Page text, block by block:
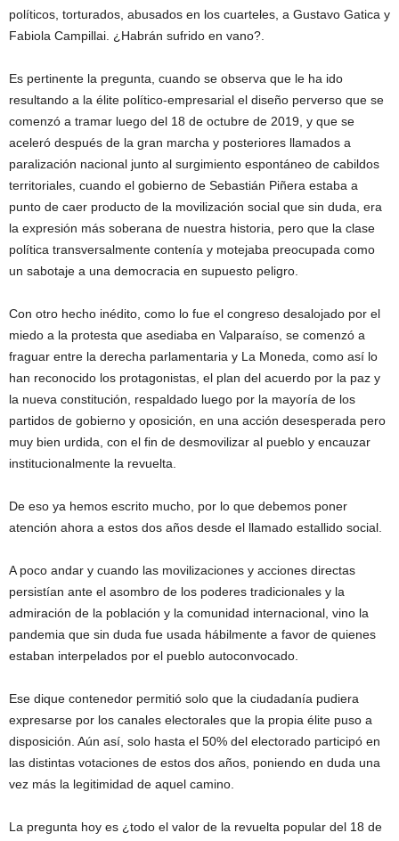
políticos, torturados, abusados en los cuarteles, a Gustavo Gatica y
Fabiola Campillai. ¿Habrán sufrido en vano?.
Es pertinente la pregunta, cuando se observa que le ha ido
resultando a la élite político-empresarial el diseño perverso que se
comenzó a tramar luego del 18 de octubre de 2019, y que se
aceleró después de la gran marcha y posteriores llamados a
paralización nacional junto al surgimiento espontáneo de cabildos
territoriales, cuando el gobierno de Sebastián Piñera estaba a
punto de caer producto de la movilización social que sin duda, era
la expresión más soberana de nuestra historia, pero que la clase
política transversalmente contenía y motejaba preocupada como
un sabotaje a una democracia en supuesto peligro.
Con otro hecho inédito, como lo fue el congreso desalojado por el
miedo a la protesta que asediaba en Valparaíso, se comenzó a
fraguar entre la derecha parlamentaria y La Moneda, como así lo
han reconocido los protagonistas, el plan del acuerdo por la paz y
la nueva constitución, respaldado luego por la mayoría de los
partidos de gobierno y oposición, en una acción desesperada pero
muy bien urdida, con el fin de desmovilizar al pueblo y encauzar
institucionalmente la revuelta.
De eso ya hemos escrito mucho, por lo que debemos poner
atención ahora a estos dos años desde el llamado estallido social.
A poco andar y cuando las movilizaciones y acciones directas
persistían ante el asombro de los poderes tradicionales y la
admiración de la población y la comunidad internacional, vino la
pandemia que sin duda fue usada hábilmente a favor de quienes
estaban interpelados por el pueblo autoconvocado.
Ese dique contenedor permitió solo que la ciudadanía pudiera
expresarse por los canales electorales que la propia élite puso a
disposición. Aún así, solo hasta el 50% del electorado participó en
las distintas votaciones de estos dos años, poniendo en duda una
vez más la legitimidad de aquel camino.
La pregunta hoy es ¿todo el valor de la revuelta popular del 18 de